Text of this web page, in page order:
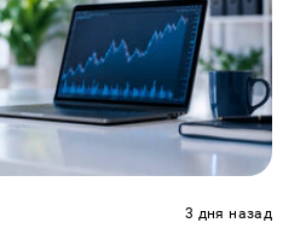
3 дня назад